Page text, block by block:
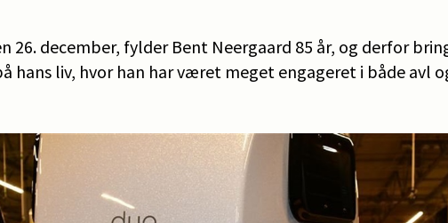
26. december, fylder Bent Neergaard 85 år, og derfor
hans liv, hvor han har været meget engageret i både avl